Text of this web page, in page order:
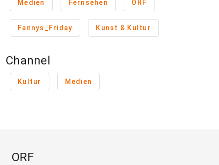
Medien Fernsehen ORF
Fannys_Friday Kunst & Kultur
Channel
Kultur Medien
ORF